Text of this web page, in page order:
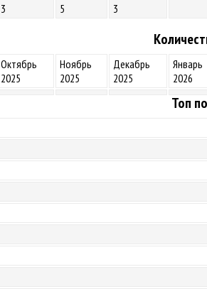
3 5 3
Октябрь
2025
Ноябрь
2025
Декабрь
2025
Январь
2026
Топ